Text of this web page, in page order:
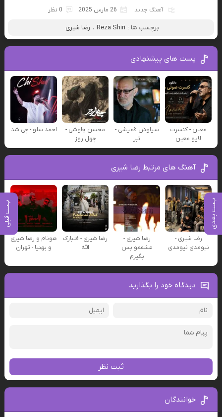
پست بعدی پست قبلی
آهنگ جدید 26 مارس 2025 0 نظر
برچسب ها : Reza Shiri ، رضا شیری
پست های پیشنهادی
معین - کنسرت
لایو معین
سیاوش قمیشی -
تبر
محسن چاوشی -
چهل روز
احمد سلو - چی شد
آهنگ های مرتبط رضا شیری
رضا شیری -
نیومدی نیومدی
رضا شیری -
عشقمو پس
بگیرم
رضا شیری - فتبارک
الله
هونام و رضا شیری
و بهنیا - تهران
دیدگاه خود را بگذارید
ثبت نظر
خوانندگان